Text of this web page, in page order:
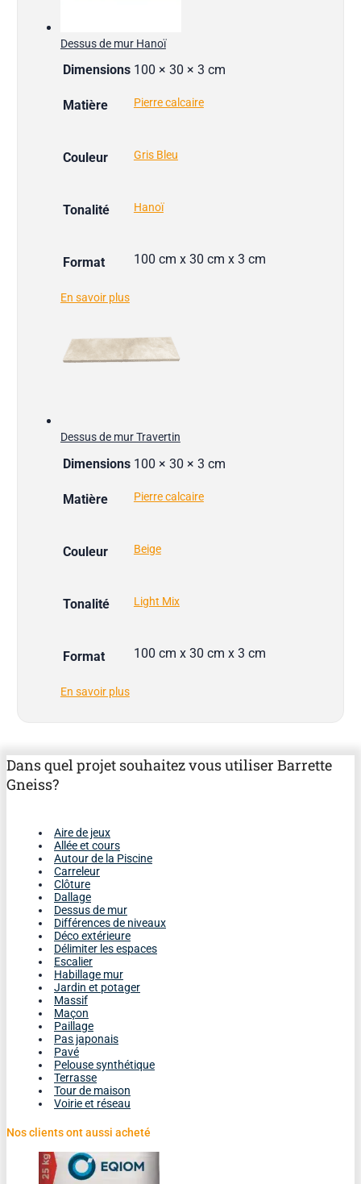
Dessus de mur Hanoï
Dimensions 100 × 30 × 3 cm
Matière Pierre calcaire
Couleur Gris Bleu
Tonalité Hanoï
Format 100 cm x 30 cm x 3 cm
En savoir plus
Dessus de mur Travertin
Dimensions 100 × 30 × 3 cm
Matière Pierre calcaire
Couleur Beige
Tonalité Light Mix
Format 100 cm x 30 cm x 3 cm
En savoir plus
Dans quel projet souhaitez vous utiliser Barrette
Gneiss?
Aire de jeux
Allée et cours
Autour de la Piscine
Carreleur
Clôture
Dallage
Dessus de mur
Différences de niveaux
Déco extérieure
Délimiter les espaces
Escalier
Habillage mur
Jardin et potager
Massif
Maçon
Paillage
Pas japonais
Pavé
Pelouse synthétique
Terrasse
Tour de maison
Voirie et réseau
Nos clients ont aussi acheté